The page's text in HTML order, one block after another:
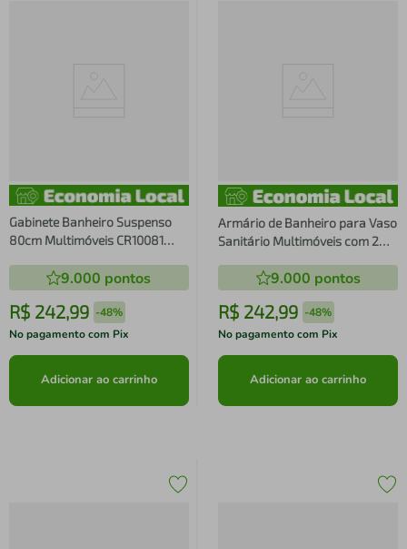
Gabinete Banheiro Suspenso
80cm Multimóveis CR10081
9.000 pontos
R$ 242,99 -48%
No pagamento com Pix
Adicionar ao carrinho
Armário de Banheiro para Vaso
Sanitário Multimóveis com 2
9.000 pontos
R$ 242,99 -48%
No pagamento com Pix
Adicionar ao carrinho